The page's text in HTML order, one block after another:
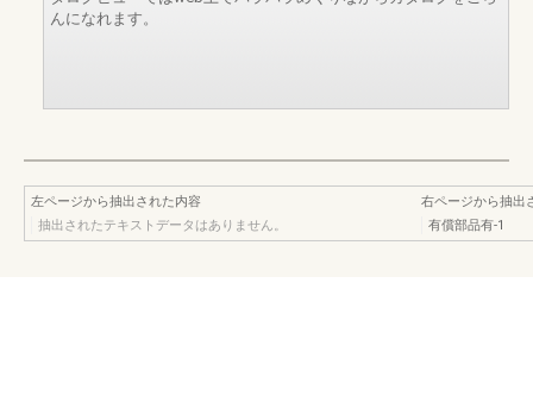
んになれます。
左ページから抽出された内容
抽出されたテキストデータはありません。
右ページから抽出
有償部品有-1